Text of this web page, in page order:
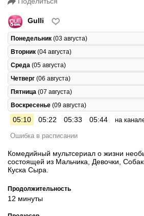
Gulli
Понедельник (03 августа)
Вторник (04 августа)
Среда (05 августа)
Четверг (06 августа)
Пятница (07 августа)
Воскресенье (09 августа)
05:10 05:22 05:33 05:44 на
Ошибка в расписании
Комедийный мультсериал о жизни
состоящей из Мальчика, Девочки,
Куска Сыра.
Продолжительность
12 минуты